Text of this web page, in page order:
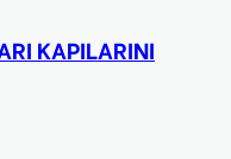
KAPILARINI